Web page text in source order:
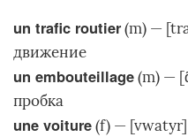
un trafic routier(m) —
движение
un embouteillage(m) —
пробка
une voiture(f) —